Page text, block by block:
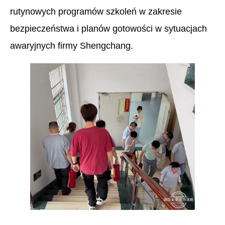
rutynowych programów szkoleń w zakresie
bezpieczeństwa i planów gotowości w sytuacjach
awaryjnych firmy Shengchang.